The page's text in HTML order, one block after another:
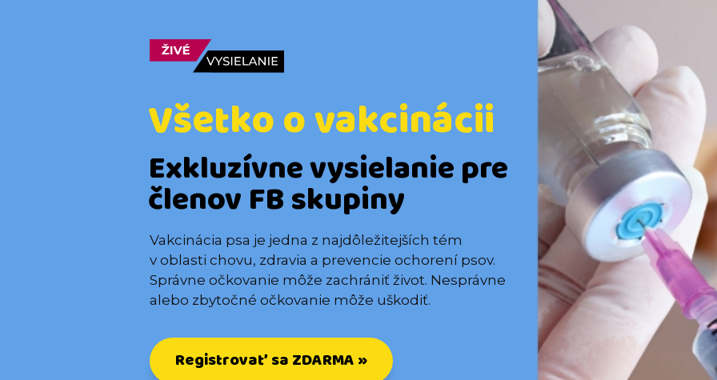
Všetko o vakcinácii
Exkluzívne vysielanie pre
členov FB skupiny
Vakcinácia psa je jedna z najdôležitejších tém
v oblasti chovu, zdravia a prevencie ochorení psov.
Správne očkovanie môže zachrániť život. Nesprávne
alebo zbytočné očkovanie môže uškodiť.
Registrovať sa ZDARMA »